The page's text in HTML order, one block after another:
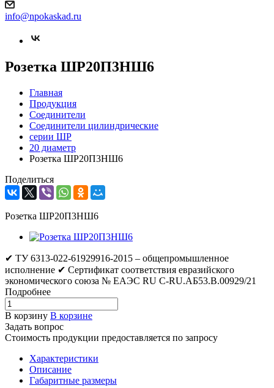
info@npokaskad.ru
Розетка ШР20П3НШ6
Главная
Продукция
Соединители
Соединители цилиндрические
серии ШР
20 диаметр
Розетка ШР20П3НШ6
Поделиться
Розетка ШР20П3НШ6
✔ ТУ 6313-022-61929916-2015 – общепромышленное
исполнение ✔ Сертификат соответствия евразийского
экономического союза № ЕАЭС RU C-RU.АБ53.В.00929/21
Подробнее
В корзину В корзине
Задать вопрос
Стоимость продукции предоставляется по запросу
Характеристики
Описание
Габаритные размеры